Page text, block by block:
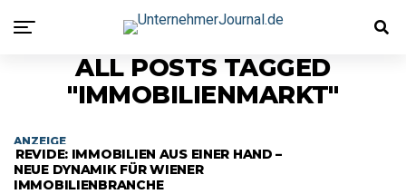
ALL POSTS TAGGED
"IMMOBILIENMARKT"
ANZEIGE
REVIDE: IMMOBILIEN AUS EINER HAND –
NEUE DYNAMIK FÜR WIENER
IMMOBILIENBRANCHE